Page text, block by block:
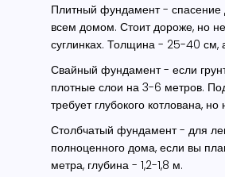
Плитный фундамент- спасение
всем домом. Стоит дороже, но
суглинках. Толщина - 25-40 см,
Свайный фундамент- если
плотные слои на 3-6 метров.
требует глубокого котлована,
Столбчатый фундамент- для
полноценного дома, если вы
метра, глубина - 1,2-1,8 м.